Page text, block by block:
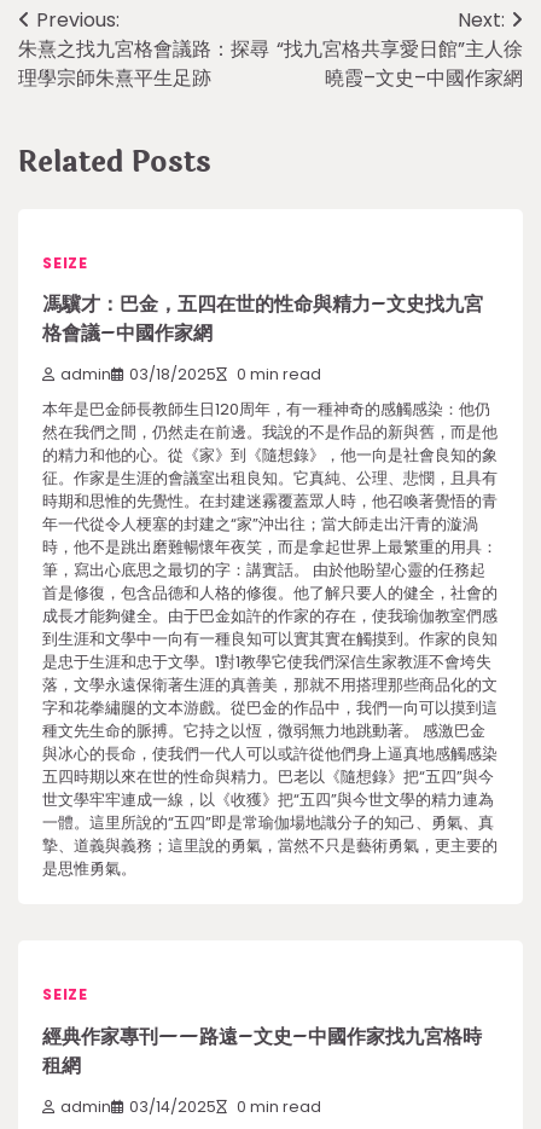
Post
navigation
Previous:
朱熹之找九宮格會議路：探尋
理學宗師朱熹平生足跡
Next:
“找九宮格共享愛日館”主人徐
曉霞–文史–中國作家網
Related Posts
SEIZE
馮驥才：巴金，五四在世的性命與精力–文史找九宮
格會議–中國作家網
admin 03/18/2025 0 min read
本年是巴金師長教師生日120周年，有一種神奇的感觸感染：他仍
然在我們之間，仍然走在前邊。我說的不是作品的新與舊，而是他
的精力和他的心。從《家》到《隨想錄》，他一向是社會良知的象
征。作家是生涯的會議室出租良知。它真純、公理、悲憫，且具有
時期和思惟的先覺性。在封建迷霧覆蓋眾人時，他召喚著覺悟的青
年一代從令人梗塞的封建之“家”沖出往；當大師走出汗青的漩渦
時，他不是跳出磨難暢懷年夜笑，而是拿起世界上最繁重的用具：
筆，寫出心底思之最切的字：講實話。 由於他盼望心靈的任務起
首是修復，包含品德和人格的修復。他了解只要人的健全，社會的
成長才能夠健全。由于巴金如許的作家的存在，使我瑜伽教室們感
到生涯和文學中一向有一種良知可以實其實在觸摸到。作家的良知
是忠于生涯和忠于文學。1對1教學它使我們深信生家教涯不會垮失
落，文學永遠保衛著生涯的真善美，那就不用搭理那些商品化的文
字和花拳繡腿的文本游戲。從巴金的作品中，我們一向可以摸到這
種文先生命的脈搏。它持之以恆，微弱無力地跳動著。 感激巴金
與冰心的長命，使我們一代人可以或許從他們身上逼真地感觸感染
五四時期以來在世的性命與精力。巴老以《隨想錄》把“五四”與今
世文學牢牢連成一線，以《收獲》把“五四”與今世文學的精力連為
一體。這里所說的“五四”即是常瑜伽場地識分子的知己、勇氣、真
摯、道義與義務；這里說的勇氣，當然不只是藝術勇氣，更主要的
是思惟勇氣。
SEIZE
經典作家專刊——路遠–文史–中國作家找九宮格時
租網
admin 03/14/2025 0 min read